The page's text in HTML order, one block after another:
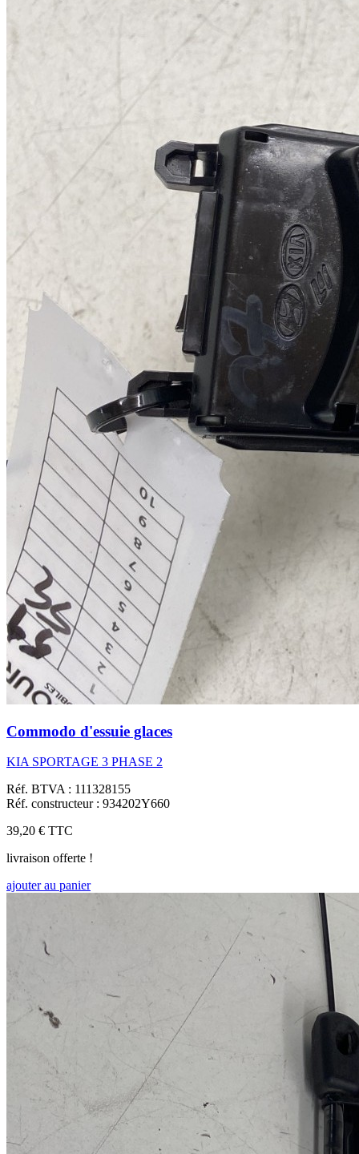
Commodo d'essuie glaces
KIA SPORTAGE 3 PHASE 2
Réf. BTVA : 111328155
Réf. constructeur : 934202Y660
39,20 € TTC
livraison offerte !
ajouter au panier